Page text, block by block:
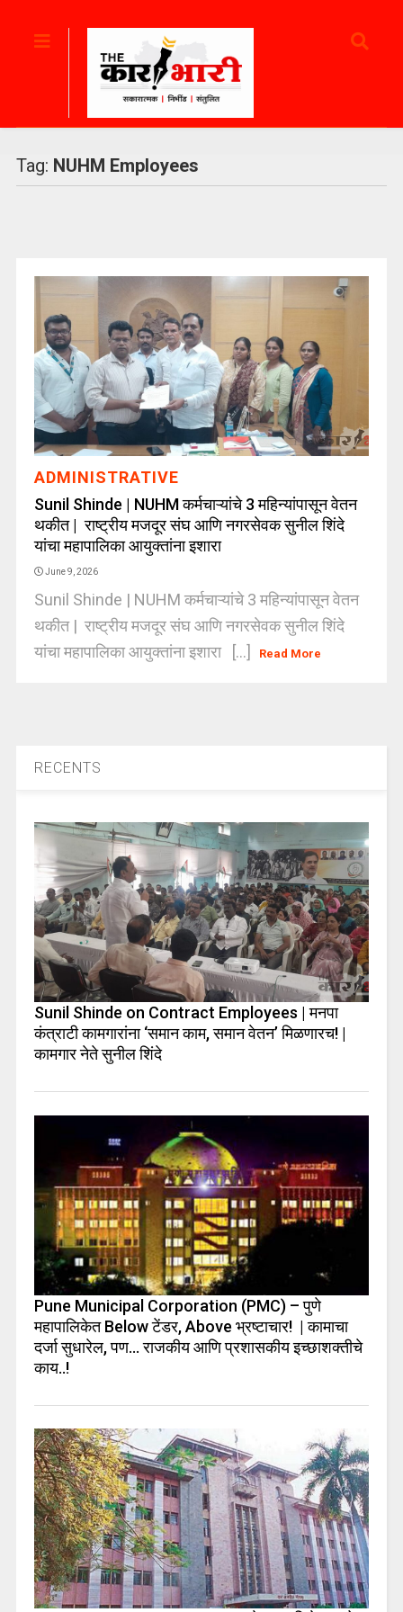
Tag: NUHM Employees
ADMINISTRATIVE
Sunil Shinde | NUHM कर्मचाऱ्यांचे 3 महिन्यांपासून वेतन
थकीत | राष्ट्रीय मजदूर संघ आणि नगरसेवक सुनील शिंदे
यांचा महापालिका आयुक्तांना इशारा
June 9, 2026
Sunil Shinde | NUHM कर्मचाऱ्यांचे 3 महिन्यांपासून वेतन
थकीत | राष्ट्रीय मजदूर संघ आणि नगरसेवक सुनील शिंदे
यांचा महापालिका आयुक्तांना इशारा [...]
Read More
RECENTS
Sunil Shinde on Contract Employees | मनपा
कंत्राटी कामगारांना ‘समान काम, समान वेतन’ मिळणारच! |
कामगार नेते सुनील शिंदे
Pune Municipal Corporation (PMC) – पुणे
महापालिकेत Below टेंडर, Above भ्रष्टाचार! | कामाचा
दर्जा सुधारेल, पण… राजकीय आणि प्रशासकीय इच्छाशक्तीचे
काय..!